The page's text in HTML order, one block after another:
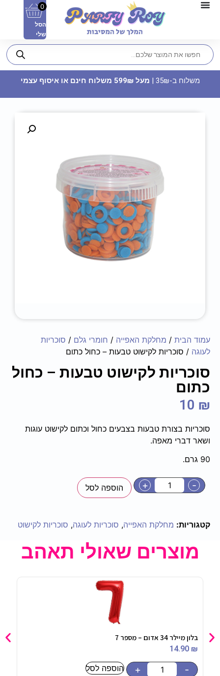
כוס מתכת - בית"ר ירושלים
55₪
0
הסל
שלי
משלוח ב-35₪ | מעל 599₪ משלוח חינם או איסוף עצמי
עמוד הבית / מחלקת האפייה / חומרי גלם / סוכריות
לעוגה / סוכריות לקישוט טבעות – כחול כתום
סוכריות לקישוט טבעות – כחול
כתום
10 ₪
סוכריות בצורת טבעות בצבעים כחול וכתום לקישוט עוגות
ושאר דברי מאפה.
90 גרם.
-
+ הוספה לסל
קטגוריות: מחלקת האפייה, סוכריות לעוגה, סוכריות לקישוט
מוצרים שאולי תאהב
בלון מיילר 34 אדום – מספר 7
14.90 ₪
-
+ הוספה לסל
תותח